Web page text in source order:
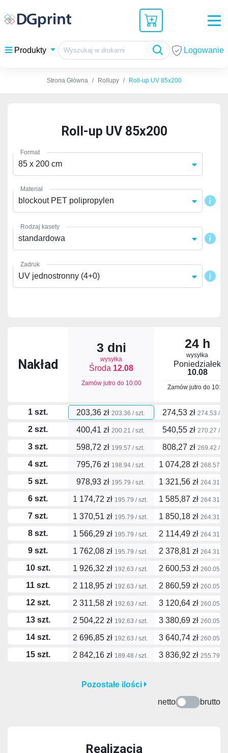
Produkty Logowanie
Strona Główna Rollupy Roll-up UV 85x200
Roll-up UV 85x200
Format
85 x 200 cm
Materiał
blockout PET polipropylen
Rodzaj kasety
standardowa
Zadruk
UV jednostronny (4+0)
Nakład
3 dni
wysyłka
Środa 12.08
Zamów jutro do 10:00
24 h
wysyłka
Poniedziałek
10.08
Zamów jutro do 10:00
1 szt. 203,36 zł 203.36 / szt. 274,53 zł 274.53 /
2 szt. 400,41 zł 200.21 / szt. 540,55 zł 270.27 /
3 szt. 598,72 zł 199.57 / szt. 808,27 zł 269.42 /
4 szt. 795,76 zł 198.94 / szt. 1 074,28 zł 268.57 /
5 szt. 978,93 zł 195.79 / szt. 1 321,56 zł 264.31 /
6 szt. 1 174,72 zł 195.79 / szt. 1 585,87 zł 264.31 /
7 szt. 1 370,51 zł 195.79 / szt. 1 850,18 zł 264.31 /
8 szt. 1 566,29 zł 195.79 / szt. 2 114,49 zł 264.31 /
9 szt. 1 762,08 zł 195.79 / szt. 2 378,81 zł 264.31 /
10 szt. 1 926,32 zł 192.63 / szt. 2 600,53 zł 260.05 /
11 szt. 2 118,95 zł 192.63 / szt. 2 860,59 zł 260.05 /
12 szt. 2 311,58 zł 192.63 / szt. 3 120,64 zł 260.05 /
13 szt. 2 504,22 zł 192.63 / szt. 3 380,69 zł 260.05 /
14 szt. 2 696,85 zł 192.63 / szt. 3 640,74 zł 260.05 /
15 szt. 2 842,16 zł 189.48 / szt. 3 836,92 zł 255.79 /
Pozostałe ilości
netto
brutto
Realizacja